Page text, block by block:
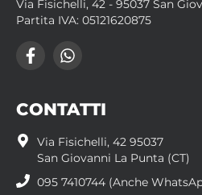
Via Fisichelli, 42 - 95037 San
Partita IVA: 05121620875
CONTATTI
Via Fisichelli, 42 95037
San Giovanni La Punta (CT)
095 7410744 (Anche